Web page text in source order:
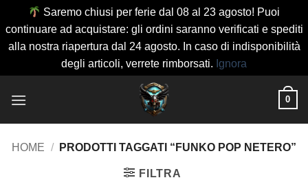
Saremo chiusi per ferie dal 08 al 23 agosto! Puoi
continuare ad acquistare: gli ordini saranno verificati e spediti
alla nostra riapertura dal 24 agosto. In caso di indisponibilità
degli articoli, verrete rimborsati. Ignora
0
HOME / PRODOTTI TAGGATI “FUNKO POP NETERO”
FILTRA